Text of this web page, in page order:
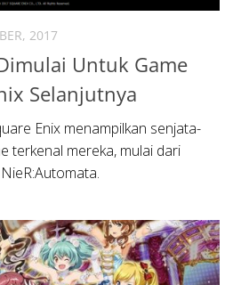
2017
Untuk Game
Selanjutnya
Enix menampilkan senjata-
terkenal mereka, mulai dari